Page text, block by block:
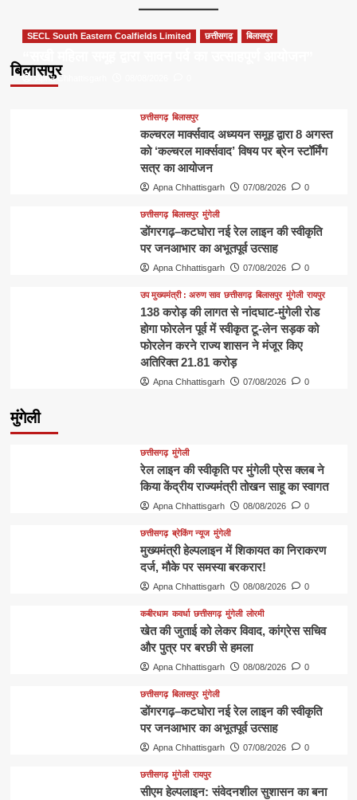
बिलासपुर
SECL South Eastern Coalfields Limited छत्तीसगढ़ बिलासपुर
Apna Chhattisgarh
छत्तीसगढ़ बिलासपुर
कल्चरल मार्क्सवाद अध्ययन समूह द्वारा 8 अगस्त
को ‘कल्चरल मार्क्सवाद’ विषय पर ब्रेन स्टॉर्मिंग
सत्र का आयोजन
Apna Chhattisgarh 07/08/2026 0
छत्तीसगढ़ बिलासपुर मुंगेली
डोंगरगढ़–कटघोरा नई रेल लाइन की स्वीकृति
पर जनआभार का अभूतपूर्व उत्साह
Apna Chhattisgarh 07/08/2026 0
उप मुख्यमंत्री : अरुण साव छत्तीसगढ़ बिलासपुर मुंगेली रायपुर
138 करोड़ की लागत से नांदघाट-मुंगेली रोड
होगा फोरलेन पूर्व में स्वीकृत टू-लेन सड़क को
फोरलेन करने राज्य शासन ने मंजूर किए
अतिरिक्त 21.81 करोड़
Apna Chhattisgarh 07/08/2026 0
मुंगेली
छत्तीसगढ़ मुंगेली
रेल लाइन की स्वीकृति पर मुंगेली प्रेस क्लब ने
किया केंद्रीय राज्यमंत्री तोखन साहू का स्वागत
Apna Chhattisgarh 08/08/2026 0
छत्तीसगढ़ ब्रेकिंग न्यूज मुंगेली
मुख्यमंत्री हेल्पलाइन में शिकायत का निराकरण
दर्ज, मौके पर समस्या बरकरार!
Apna Chhattisgarh 08/08/2026 0
कबीरधाम कवर्धा छत्तीसगढ़ मुंगेली लोरमी
खेत की जुताई को लेकर विवाद, कांग्रेस सचिव
और पुत्र पर बरछी से हमला
Apna Chhattisgarh 08/08/2026 0
छत्तीसगढ़ बिलासपुर मुंगेली
डोंगरगढ़–कटघोरा नई रेल लाइन की स्वीकृति
पर जनआभार का अभूतपूर्व उत्साह
Apna Chhattisgarh 07/08/2026 0
छत्तीसगढ़ मुंगेली रायपुर
सीएम हेल्पलाइन: संवेदनशील सुशासन का बना